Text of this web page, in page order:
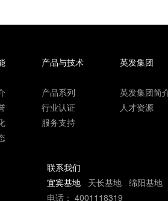
产品与技术
产品系列
行业认证
服务支持
英发集团
英发集团简
人才资源
联系我们
宜宾基地
天长基地 绵阳基地
电话： 4001118319